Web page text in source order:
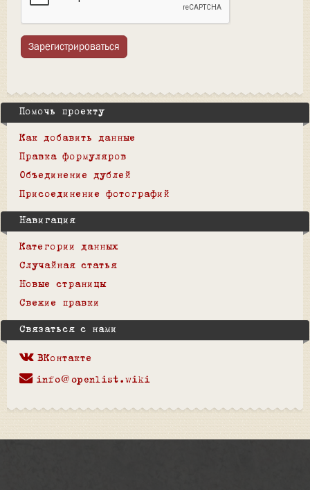
Зарегистрироваться
Помочь проекту
Как добавить данные
Правка формуляров
Объединение дублей
Присоединение фотографий
Навигация
Категории данных
Случайная статья
Новые страницы
Свежие правки
Связаться с нами
ВКонтакте
info@openlist.wiki